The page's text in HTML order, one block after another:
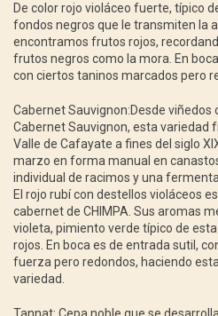
De color rojo violáceo fuerte, típico
fondos negros que le transmiten la
encontramos frutos rojos,
frutos negros como la mora. En
con ciertos taninos marcados pero
Cabernet Sauvignon:Desde viñedos
Cabernet Sauvignon, esta variedad
Valle de Cafayate a fines del siglo
marzo en forma manual en
individual de racimos y una
El rojo rubí con destellos violáceos
cabernet de CHIMPA. Sus aromas
violeta, pimiento verde típico de
rojos. En boca es de entrada sutil,
fuerza pero redondos, haciendo
variedad.